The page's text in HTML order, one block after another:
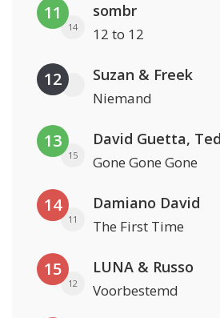
11
14
sombr
12 to 12
12 Suzan & Freek
Niemand
13
15 Gone Gone Gone
14
11
Damiano David
The First Time
15
12
LUNA & Russo
Voorbestemd